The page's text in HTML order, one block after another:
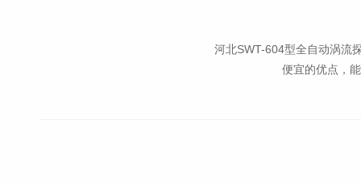
河北SWT-604型全自动涡流
便宜的优点，